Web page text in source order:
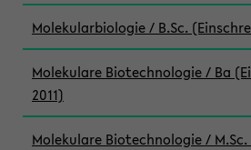
Molekularbiologie / B.Sc.
Molekulare Biotechnologie / Ba
2011)
Molekulare Biotechnologie /